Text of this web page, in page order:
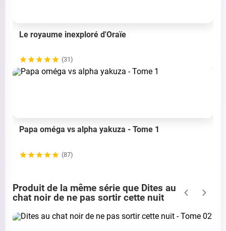
Le royaume inexploré d'Oraïe
(31)
Papa oméga vs alpha yakuza - Tome 1
(87)
Produit de la même série que Dites au
chat noir de ne pas sortir cette nuit